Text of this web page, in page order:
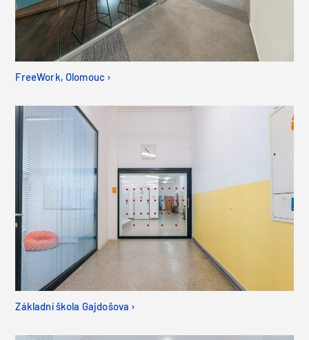
FreeWork, Olomouc ›
Základní škola Gajdošova ›